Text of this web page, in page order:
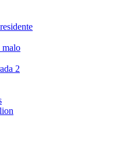
malo
2